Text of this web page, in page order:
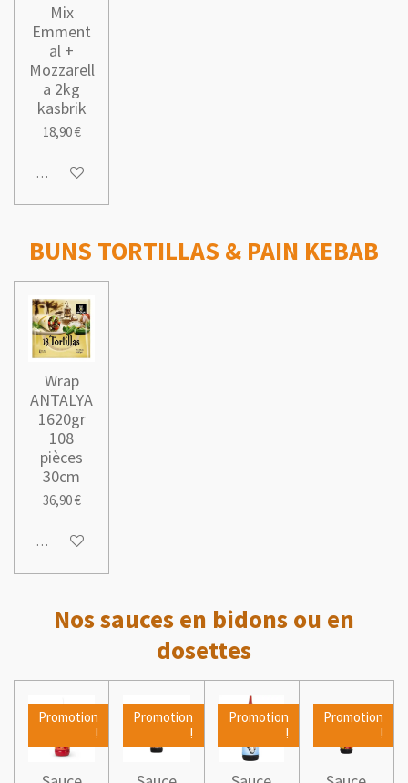
Mix
Emment
al +
Mozzarell
a 2kg
kasbrik
18,90 €
Ajouter au panier
BUNS TORTILLAS & PAIN KEBAB
Wrap
ANTALYA
1620gr
108
pièces
30cm
36,90 €
Ajouter au panier
Nos sauces en bidons ou en
dosettes
Promotion
!
Promotion
!
Promotion
!
Promotion
!